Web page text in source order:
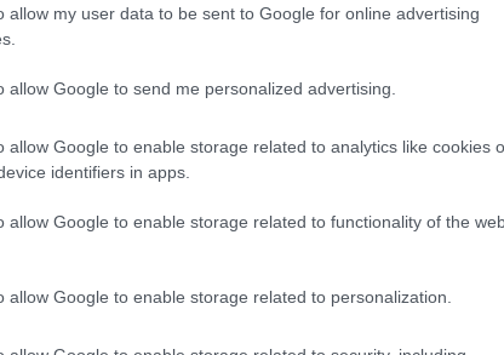
allow my user data to be sent to Google for online advertising
allow Google to send me personalized advertising.
allow Google to enable storage related to analytics like cookies
identifiers in apps.
allow Google to enable storage related to functionality of the
allow Google to enable storage related to personalization.
η πυρηνική ενέργεια να έχει
ενεργειακό σύστημα;
σας μετράει!
- 13:32